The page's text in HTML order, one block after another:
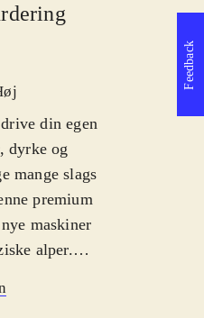
din egen
dyrke og
mange slags
premium
maskiner
alper.
Feedback